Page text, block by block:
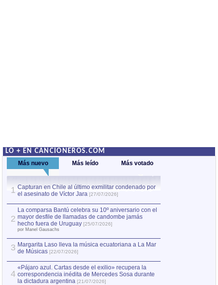
LO + EN CANCIONEROS.COM
Más nuevo Más leído Más votado
1 Capturan en Chile al último exmilitar condenado por
el asesinato de Víctor Jara [27/07/2026]
2
La comparsa Bantú celebra su 10º aniversario con el
mayor desfile de llamadas de candombe jamás
hecho fuera de Uruguay [25/07/2026]
por Manel Gausachs
3 Margarita Laso lleva la música ecuatoriana a La Mar
de Músicas [22/07/2026]
4
«Pájaro azul. Cartas desde el exilio» recupera la
correspondencia inédita de Mercedes Sosa durante
la dictadura argentina [21/07/2026]